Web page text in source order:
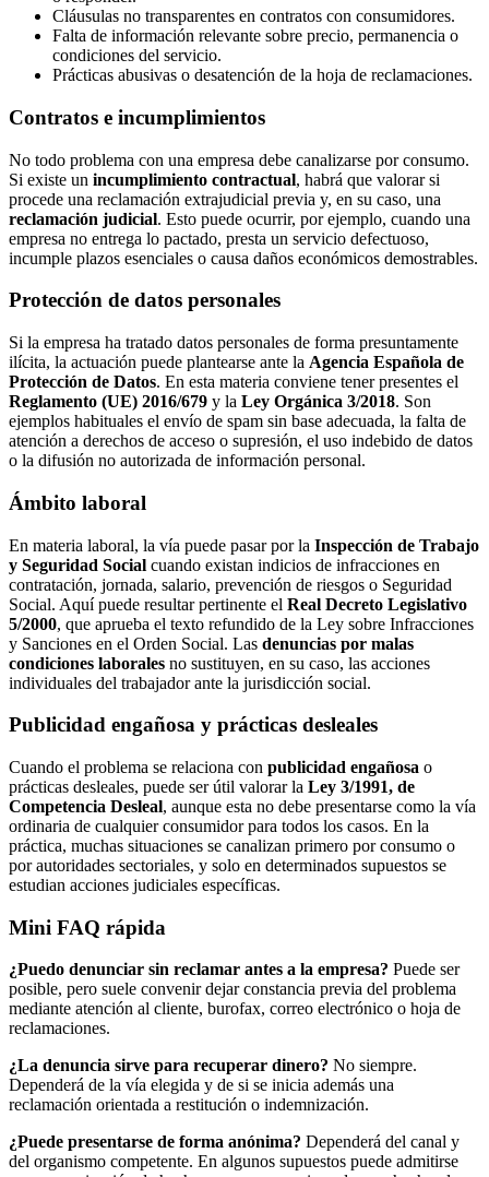
Cláusulas no transparentes en contratos con consumidores.
Falta de información relevante sobre precio, permanencia o
condiciones del servicio.
Prácticas abusivas o desatención de la hoja de reclamaciones.
Contratos e incumplimientos
No todo problema con una empresa debe canalizarse por consumo.
Si existe un incumplimiento contractual, habrá que valorar si
procede una reclamación extrajudicial previa y, en su caso, una
reclamación judicial. Esto puede ocurrir, por ejemplo, cuando una
empresa no entrega lo pactado, presta un servicio defectuoso,
incumple plazos esenciales o causa daños económicos demostrables.
Protección de datos personales
Si la empresa ha tratado datos personales de forma presuntamente
ilícita, la actuación puede plantearse ante la Agencia Española de
Protección de Datos. En esta materia conviene tener presentes el
Reglamento (UE) 2016/679 y la Ley Orgánica 3/2018. Son
ejemplos habituales el envío de spam sin base adecuada, la falta de
atención a derechos de acceso o supresión, el uso indebido de datos
o la difusión no autorizada de información personal.
Ámbito laboral
En materia laboral, la vía puede pasar por la Inspección de Trabajo
y Seguridad Social cuando existan indicios de infracciones en
contratación, jornada, salario, prevención de riesgos o Seguridad
Social. Aquí puede resultar pertinente el Real Decreto Legislativo
5/2000, que aprueba el texto refundido de la Ley sobre Infracciones
y Sanciones en el Orden Social. Las denuncias por malas
condiciones laborales no sustituyen, en su caso, las acciones
individuales del trabajador ante la jurisdicción social.
Publicidad engañosa y prácticas desleales
Cuando el problema se relaciona con publicidad engañosa o
prácticas desleales, puede ser útil valorar la Ley 3/1991, de
Competencia Desleal, aunque esta no debe presentarse como la vía
ordinaria de cualquier consumidor para todos los casos. En la
práctica, muchas situaciones se canalizan primero por consumo o
por autoridades sectoriales, y solo en determinados supuestos se
estudian acciones judiciales específicas.
Mini FAQ rápida
¿Puedo denunciar sin reclamar antes a la empresa? Puede ser
posible, pero suele convenir dejar constancia previa del problema
mediante atención al cliente, burofax, correo electrónico o hoja de
reclamaciones.
¿La denuncia sirve para recuperar dinero? No siempre.
Dependerá de la vía elegida y de si se inicia además una
reclamación orientada a restitución o indemnización.
¿Puede presentarse de forma anónima? Dependerá del canal y
del organismo competente. En algunos supuestos puede admitirse